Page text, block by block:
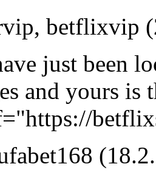
, betflixvip
just been
and yours is